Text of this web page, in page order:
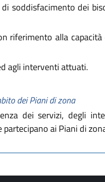
soddisfacimento dei
riferimento alla
agli interventi attuati.
dei Piani di zona
dei servizi, degli
ai Piani di